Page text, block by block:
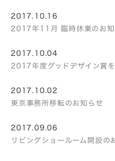
2017.10.16
2017年11月 臨時休業のお知
2017.10.04
2017年度グッドデザイン賞を
2017.10.02
東京事務所移転のお知らせ
2017.09.06
リビングショールーム開設の